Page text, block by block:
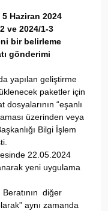
Haziran 2024
ve 2024/1-3
bir belirleme
gönderimi
yapılan geliştirme
paketler için
“eşanlı
üzerinden veya
Bilgi İşlem
22.05.2024
yeni uygulama
diğer
aynı zamanda